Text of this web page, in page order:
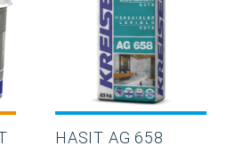
HASIT AG 658